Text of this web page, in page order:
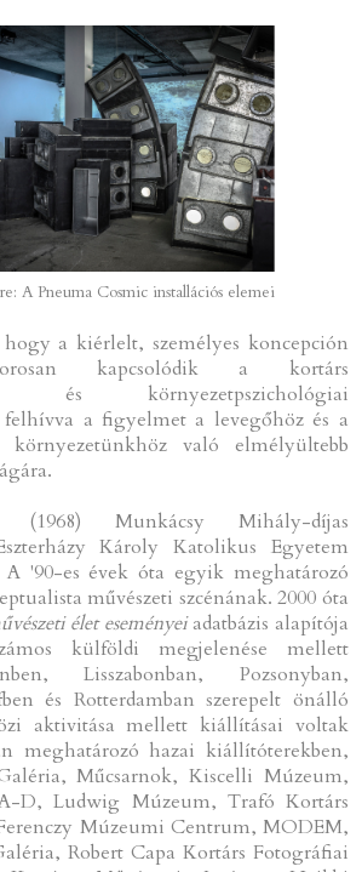
A Pneuma Cosmic installációs elemei
a kiérlelt, személyes koncepción
kapcsolódik a kortárs
és környezetpszichológiai
a figyelmet a levegőhöz és a
környezetünkhöz való elmélyültebb
Munkácsy Mihály-díjas
Károly Katolikus Egyetem
A '90-es évek óta egyik meghatározó
művészeti szcénának. 2000 óta
élet eseményeiadatbázis alapítója
külföldi megjelenése mellett
Lisszabonban, Pozsonyban,
és Rotterdamban szerepelt önálló
aktivitása mellett kiállításai voltak
meghatározó hazai kiállítóterekben,
Műcsarnok, Kiscelli Múzeum,
D, Ludwig Múzeum, Trafó Kortárs
Múzeumi Centrum, MODEM,
Robert Capa Kortárs Fotográfiai